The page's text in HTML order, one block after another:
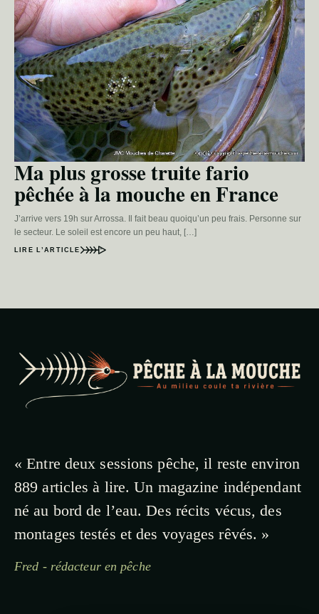
Ma plus grosse truite fario
pêchée à la mouche en France
J’arrive vers 19h sur Arrossa. Il fait beau quoiqu’un peu frais. Personne sur
le secteur. Le soleil est encore un peu haut, […]
LIRE L’ARTICLE
« Entre deux sessions pêche, il reste environ
889 articles à lire. Un magazine indépendant
né au bord de l’eau. Des récits vécus, des
montages testés et des voyages rêvés. »
Fred - rédacteur en pêche